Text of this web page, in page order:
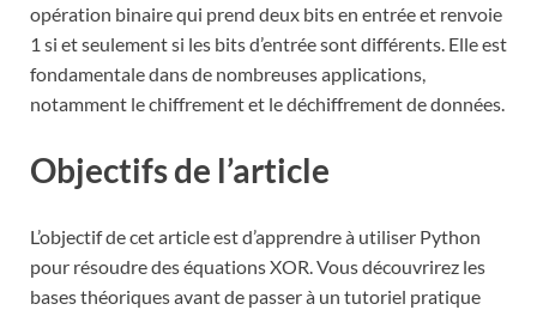
opération binaire qui prend deux bits en entrée et renvoie
1 si et seulement si les bits d’entrée sont différents. Elle est
fondamentale dans de nombreuses applications,
notamment le chiffrement et le déchiffrement de données.
Objectifs de l’article
L’objectif de cet article est d’apprendre à utiliser Python
pour résoudre des équations XOR. Vous découvrirez les
bases théoriques avant de passer à un tutoriel pratique